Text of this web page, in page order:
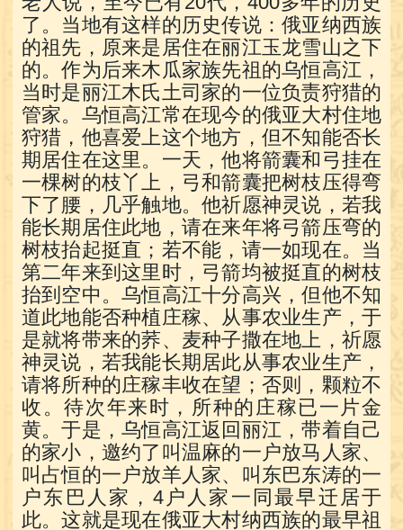
了。当地有这样的历史传说：俄亚纳西族
的祖先，原来是居住在丽江玉龙雪山之下
的。作为后来木瓜家族先祖的乌恒高江，
当时是丽江木氏土司家的一位负责狩猎的
管家。乌恒高江常在现今的俄亚大村住地
狩猎，他喜爱上这个地方，但不知能否长
期居住在这里。一天，他将箭囊和弓挂在
一棵树的枝丫上，弓和箭囊把树枝压得弯
下了腰，几乎触地。他祈愿神灵说，若我
能长期居住此地，请在来年将弓箭压弯的
树枝抬起挺直；若不能，请一如现在。当
第二年来到这里时，弓箭均被挺直的树枝
抬到空中。乌恒高江十分高兴，但他不知
道此地能否种植庄稼、从事农业生产，于
是就将带来的荞、麦种子撒在地上，祈愿
神灵说，若我能长期居此从事农业生产，
请将所种的庄稼丰收在望；否则，颗粒不
收。待次年来时，所种的庄稼已一片金
黄。于是，乌恒高江返回丽江，带着自己
的家小，邀约了叫温麻的一户放马人家、
叫占恒的一户放羊人家、叫东巴东涛的一
户东巴人家，4户人家一同最早迁居于
此。这就是现在俄亚大村纳西族的最早祖